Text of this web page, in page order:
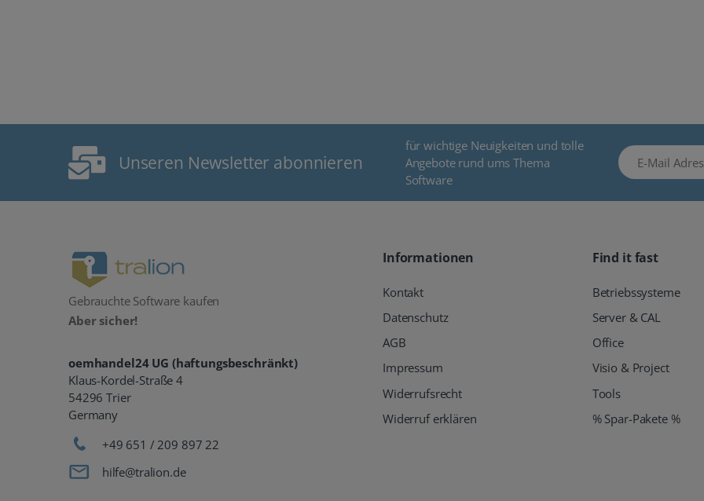
Unseren Newsletter abonnieren
für wichtige Neuigkeiten und tolle
Angebote rund ums Thema
Software
E-Mail Adresse
Gebrauchte Software kaufen
Aber sicher!
oemhandel24 UG (haftungsbeschränkt)
Klaus-Kordel-Straße 4
54296 Trier
Germany
+49 651 / 209 897 22
hilfe@tralion.de
Informationen
Kontakt
Datenschutz
AGB
Impressum
Widerrufsrecht
Widerruf erklären
Find it fast
Betriebssysteme
Server & CAL
Office
Visio & Project
Tools
% Spar-Pakete %